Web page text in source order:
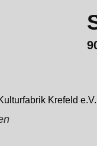
Krefeld e.V.